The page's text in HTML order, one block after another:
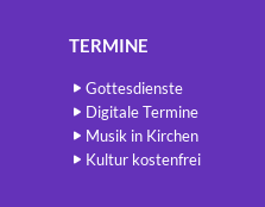
TERMINE
Gottesdienste
Digitale Termine
Musik in Kirchen
Kultur kostenfrei